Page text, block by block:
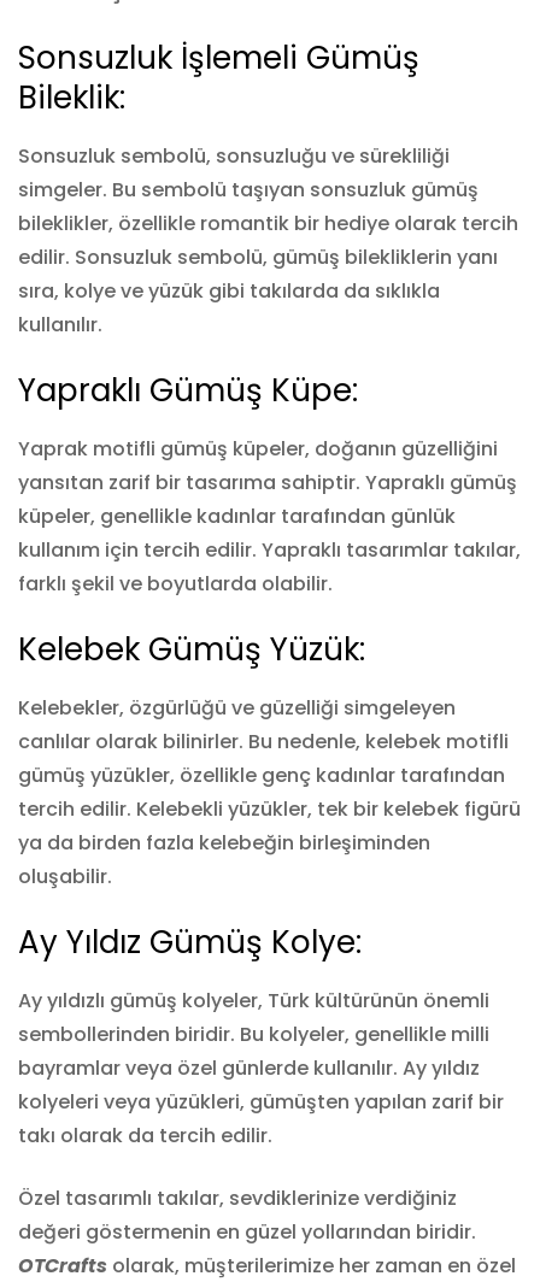
Sonsuzluk İşlemeli Gümüş
Bileklik:
Sonsuzluk sembolü, sonsuzluğu ve sürekliliği
simgeler. Bu sembolü taşıyan sonsuzluk gümüş
bileklikler, özellikle romantik bir hediye olarak tercih
edilir. Sonsuzluk sembolü, gümüş bilekliklerin yanı
sıra, kolye ve yüzük gibi takılarda da sıklıkla
kullanılır.
Yapraklı Gümüş Küpe:
Yaprak motifli gümüş küpeler, doğanın güzelliğini
yansıtan zarif bir tasarıma sahiptir. Yapraklı gümüş
küpeler, genellikle kadınlar tarafından günlük
kullanım için tercih edilir. Yapraklı tasarımlar takılar,
farklı şekil ve boyutlarda olabilir.
Kelebek Gümüş Yüzük:
Kelebekler, özgürlüğü ve güzelliği simgeleyen
canlılar olarak bilinirler. Bu nedenle, kelebek motifli
gümüş yüzükler, özellikle genç kadınlar tarafından
tercih edilir. Kelebekli yüzükler, tek bir kelebek figürü
ya da birden fazla kelebeğin birleşiminden
oluşabilir.
Ay Yıldız Gümüş Kolye:
Ay yıldızlı gümüş kolyeler, Türk kültürünün önemli
sembollerinden biridir. Bu kolyeler, genellikle milli
bayramlar veya özel günlerde kullanılır. Ay yıldız
kolyeleri veya yüzükleri, gümüşten yapılan zarif bir
takı olarak da tercih edilir.
Özel tasarımlı takılar, sevdiklerinize verdiğiniz
değeri göstermenin en güzel yollarından biridir.
OTCrafts olarak, müşterilerimize her zaman en özel